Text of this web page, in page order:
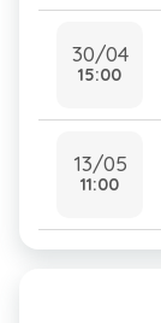
30/04
15:00
13/05
11:00